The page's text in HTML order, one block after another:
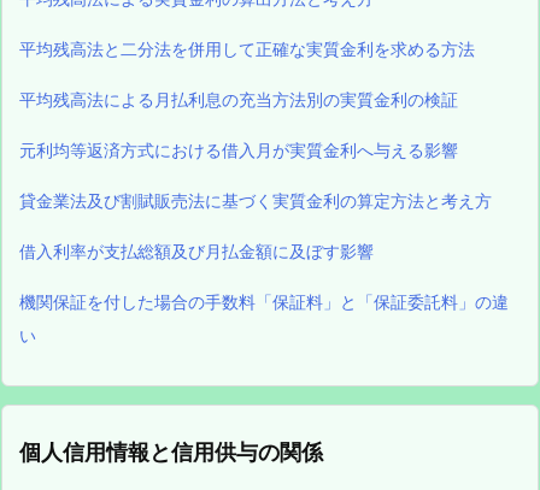
平均残高法と二分法を併用して正確な実質金利を求める方法
平均残高法による月払利息の充当方法別の実質金利の検証
元利均等返済方式における借入月が実質金利へ与える影響
貸金業法及び割賦販売法に基づく実質金利の算定方法と考え方
借入利率が支払総額及び月払金額に及ぼす影響
機関保証を付した場合の手数料「保証料」と「保証委託料」の違
い
個人信用情報と信用供与の関係